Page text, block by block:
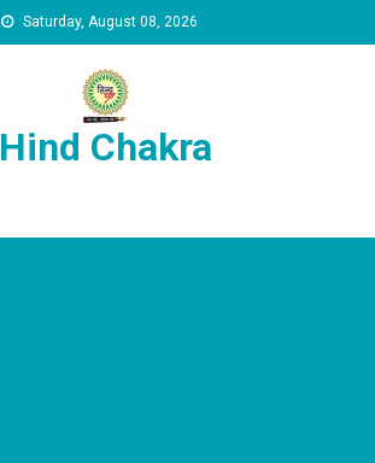
Saturday, August 08, 2026
Hind Chakra